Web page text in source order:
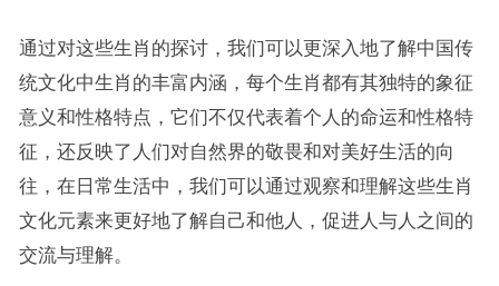
通过对这些生肖的探讨，我们可以更深入地了解中国传
统文化中生肖的丰富内涵，每个生肖都有其独特的象征
意义和性格特点，它们不仅代表着个人的命运和性格特
征，还反映了人们对自然界的敬畏和对美好生活的向
往，在日常生活中，我们可以通过观察和理解这些生肖
文化元素来更好地了解自己和他人，促进人与人之间的
交流与理解。